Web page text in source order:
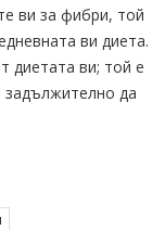
ви за фибри, той
ви диета.
диетата ви; той е
задължително да